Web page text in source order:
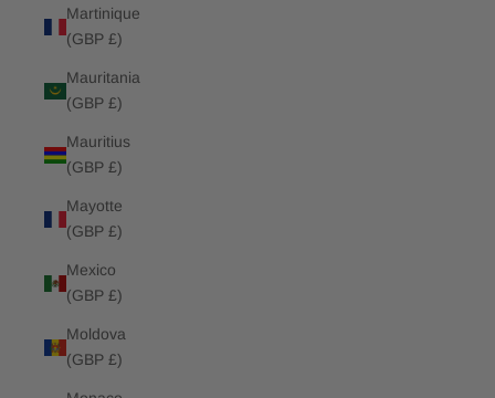
Martinique
(GBP £)
Mauritania
(GBP £)
Mauritius
(GBP £)
Mayotte
(GBP £)
Mexico
(GBP £)
Moldova
(GBP £)